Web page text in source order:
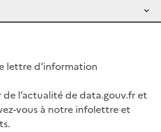
lettre d'information
l’actualité de data.gouv.fr et
vous à notre infolettre et